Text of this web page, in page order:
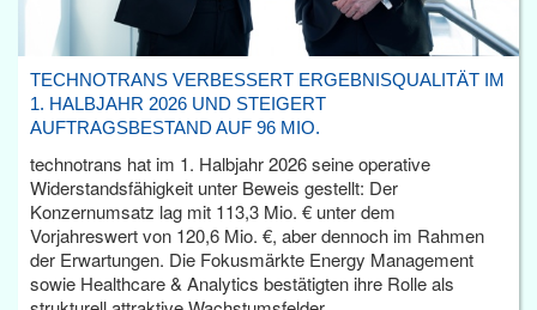
TECHNOTRANS VERBESSERT ERGEBNISQUALITÄT IM
1. HALBJAHR 2026 UND STEIGERT
AUFTRAGSBESTAND AUF 96 MIO.
technotrans hat im 1. Halbjahr 2026 seine operative
Widerstandsfähigkeit unter Beweis gestellt: Der
Konzernumsatz lag mit 113,3 Mio. € unter dem
Vorjahreswert von 120,6 Mio. €, aber dennoch im Rahmen
der Erwartungen. Die Fokusmärkte Energy Management
sowie Healthcare & Analytics bestätigten ihre Rolle als